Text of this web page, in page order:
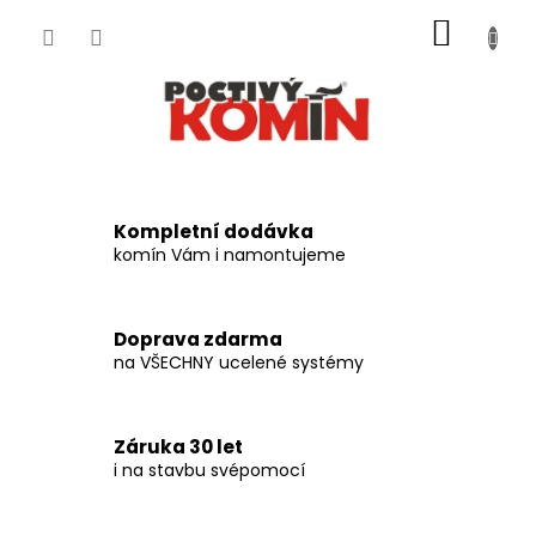
KOŠÍK
Kompletní dodávka
komín Vám i namontujeme
Doprava zdarma
na VŠECHNY ucelené systémy
Záruka 30 let
i na stavbu svépomocí